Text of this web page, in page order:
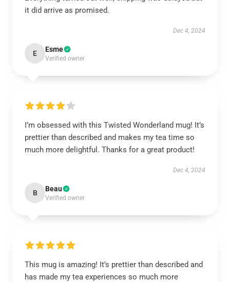
it did arrive as promised.
Dec 4, 2024
E Esme
Verified owner
I’m obsessed with this Twisted Wonderland mug! It’s
prettier than described and makes my tea time so
much more delightful. Thanks for a great product!
Dec 4, 2024
B Beau
Verified owner
This mug is amazing! It’s prettier than described and
has made my tea experiences so much more